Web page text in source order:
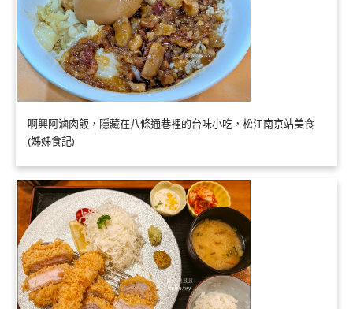
啊興阿滷肉飯，隱藏在八條通巷裡的台味小吃，松江南京站美食
(姊姊食記)